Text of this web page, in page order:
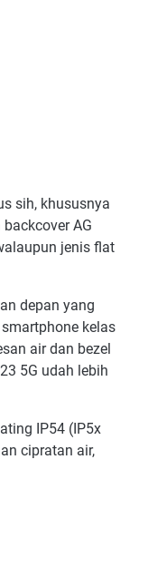
sih, khususnya
AG
jenis flat
depan yang
kelas
air dan bezel
5G udah lebih
IP54 (IP5x
cipratan air,